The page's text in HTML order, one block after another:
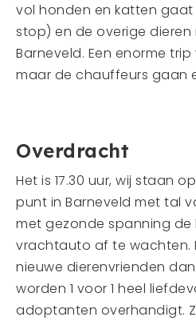
vol honden en katten gaat
stop) en de overige dieren
Barneveld. Een enorme
maar de chauffeurs gaan
Overdracht
Het is 17.30 uur, wij staan
punt in Barneveld met tal
met gezonde spanning de
vrachtauto af te wachten.
nieuwe dierenvrienden
worden 1 voor 1 heel
adoptanten overhandigt.